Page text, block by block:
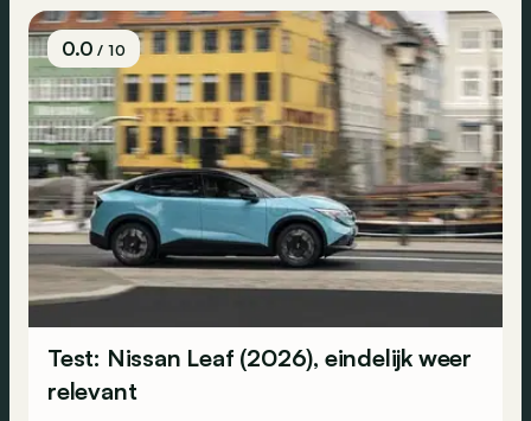
0.0/ 10
Test: Nissan Leaf (2026), eindelijk weer
relevant